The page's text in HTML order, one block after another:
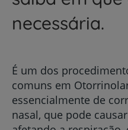
necessária.
É um dos
comuns em
essencialmente de
nasal, que pode